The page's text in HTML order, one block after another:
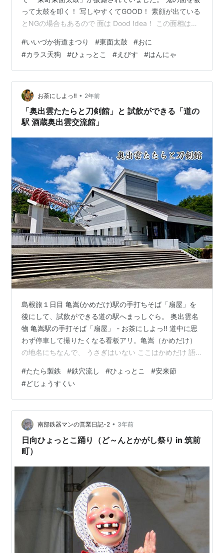
って太鼓を叩く！ 写しやすくてGOOD！ 素顔が出ている
とNGの場合もあるので 面は Dood Idea！ この面相は好
ように固定させて トントコ・・！ カッパのような カラ
ス天狗面！ お多福さんが登場！ ひょっとこも登場 お多
福さんの酒を注いで・・！ 恵比寿さんも登場 目出鯛
と・・・ 楽しく踊って・・ ユーモラスな太鼓でした！
★東町ステージから少し離れた 本町ステージで11時…
#いいづか街道まつり #東面太鼓 #おに
#カラス天狗 #ひょっとこ #えびす #はんにゃ
お茶にしよっ‼︎ • 2年前
「奥出雲たたらと刀剣館」と 試飲ができる「道の
駅 酒蔵奥出雲交流館」
島根旅１日目 亀嵩(かめだけ)駅の手打ちそば「扇屋」を
後にして、試飲ができる道の駅へまっしぐら。 奥出雲名
物 亀嵩駅の手打そば「扇屋」 - お茶にしよっ‼︎ 道中に思
わず停車して撮りたくなる看板アリ。亀嵩（かめだけ）
の地名にちなんで、 うさぎはいない ここはかめだけ 語
ます。よそ者が要らんことを言う、あるある。 亀嵩駅か
らあっという間に到着した「道の駅 酒蔵奥出雲交流館」
唯一無二の「造り酒屋が道の駅」です。 隣接する奥出雲
酒造が運営しています。 平成16年に奥出雲酒造の敷地内
にオープンさせた販売所が、平成19年に道の駅として認
定されたそうです…
#たたら製鉄 #鉄穴流し #ひょっとこ #安来節
#どじょうすくい
南部鉄器マンの営業日記-2 • 3年前
日向ひょっとこ踊り（ど～んとかがし祭り in 筑前
町）